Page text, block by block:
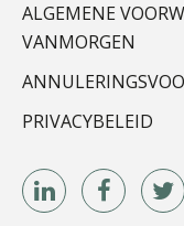
ALGEMENE
VANMORGEN
PRIVACYBELEID